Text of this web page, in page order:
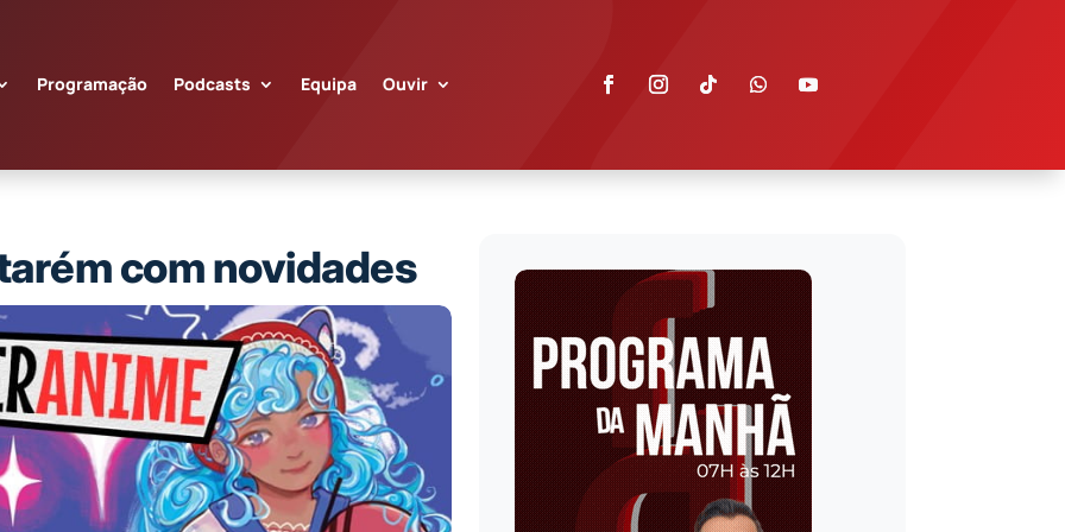
Programação Podcasts Equipa Ouvir
com novidades